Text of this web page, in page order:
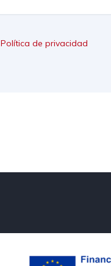
Política de privacidad